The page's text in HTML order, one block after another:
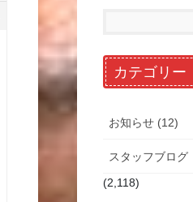
カテゴリー
お知らせ (12)
スタッフブログ
(2,118)